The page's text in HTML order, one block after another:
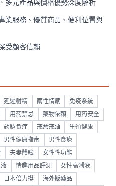
多元產品與價格優勢深度解析
業服務、優質商品、便利位置與
受顧客信賴
延遲射精 兩性情感 免疫系統
用药禁忌 藥物依賴 用药安全
药膳食疗 戒菸戒酒 生殖健康
男性健康指南 男性食療
夫妻體驗 女性性功能
情趣用品評測 女性高潮液
日本倍力挺 海外版藥品